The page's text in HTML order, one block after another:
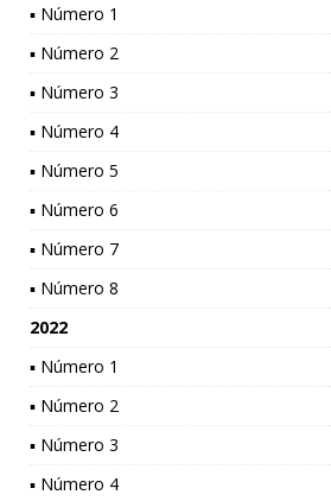
▪ Número 1
▪ Número 2
▪ Número 3
▪ Número 4
▪ Número 5
▪ Número 6
▪ Número 7
▪ Número 8
2022
▪ Número 1
▪ Número 2
▪ Número 3
▪ Número 4